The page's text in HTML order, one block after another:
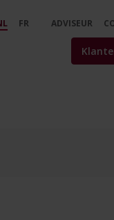
FR ADVISEUR